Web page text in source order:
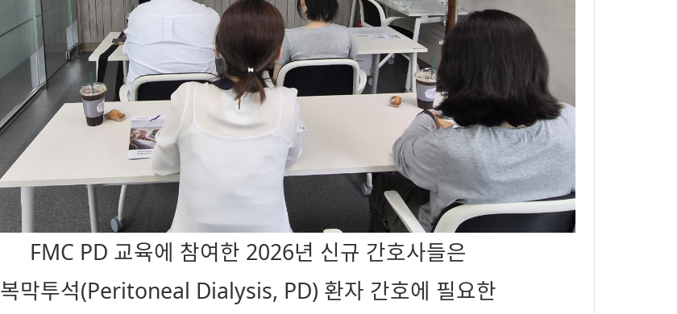
FMC PD 교육에 참여한 2026년 신규 간호사들은
복막투석(Peritoneal Dialysis, PD) 환자 간호에 필요한